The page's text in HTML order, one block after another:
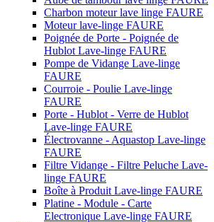
Charbon moteur lave linge FAURE
Moteur lave-linge FAURE
Poignée de Porte - Poignée de
Hublot Lave-linge FAURE
Pompe de Vidange Lave-linge
FAURE
Courroie - Poulie Lave-linge
FAURE
Porte - Hublot - Verre de Hublot
Lave-linge FAURE
Électrovanne - Aquastop Lave-linge
FAURE
Filtre Vidange - Filtre Peluche Lave-
linge FAURE
Boîte à Produit Lave-linge FAURE
Platine - Module - Carte
Electronique Lave-linge FAURE